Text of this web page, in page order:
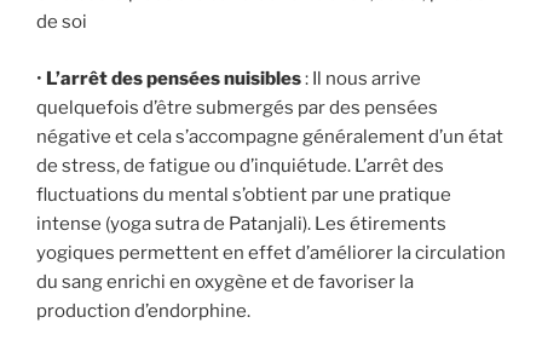
de soi
• L’arrêt des pensées nuisibles: Il nous arrive
quelquefois d’être submergés par des pensées
négative et cela s’accompagne généralement d’un état
de stress, de fatigue ou d’inquiétude. L’arrêt des
fluctuations du mental s’obtient par une pratique
intense (yoga sutra de Patanjali). Les étirements
yogiques permettent en effet d’améliorer la circulation
du sang enrichi en oxygène et de favoriser la
production d’endorphine.